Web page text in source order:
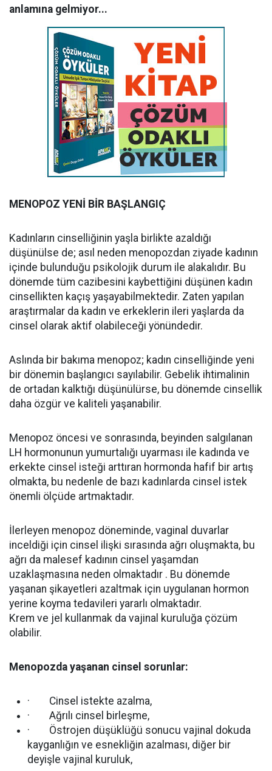
anlamına gelmiyor...
MENOPOZ YENİ BİR BAŞLANGIÇ
Kadınların cinselliğinin yaşla birlikte azaldığı
düşünülse de; asıl neden menopozdan ziyade kadının
içinde bulunduğu psikolojik durum ile alakalıdır. Bu
dönemde tüm cazibesini kaybettiğini düşünen kadın
cinsellikten kaçış yaşayabilmektedir. Zaten yapılan
araştırmalar da kadın ve erkeklerin ileri yaşlarda da
cinsel olarak aktif olabileceği yönündedir.
Aslında bir bakıma menopoz; kadın cinselliğinde yeni
bir dönemin başlangıcı sayılabilir. Gebelik ihtimalinin
de ortadan kalktığı düşünülürse, bu dönemde cinsellik
daha özgür ve kaliteli yaşanabilir.
Menopoz öncesi ve sonrasında, beyinden salgılanan
LH hormonunun yumurtalığı uyarması ile kadında ve
erkekte cinsel isteği arttıran hormonda hafif bir artış
olmakta, bu nedenle de bazı kadınlarda cinsel istek
önemli ölçüde artmaktadır.
İlerleyen menopoz döneminde, vaginal duvarlar
inceldiği için cinsel ilişki sırasında ağrı oluşmakta, bu
ağrı da malesef kadının cinsel yaşamdan
uzaklaşmasına neden olmaktadır . Bu dönemde
yaşanan şikayetleri azaltmak için uygulanan hormon
yerine koyma tedavileri yararlı olmaktadır.
Krem ve jel kullanmak da vajinal kuruluğa çözüm
olabilir.
Menopozda yaşanan cinsel sorunlar:
· Cinsel istekte azalma,
· Ağrılı cinsel birleşme,
· Östrojen düşüklüğü sonucu vajinal dokuda
kayganlığın ve esnekliğin azalması, diğer bir
deyişle vajinal kuruluk,